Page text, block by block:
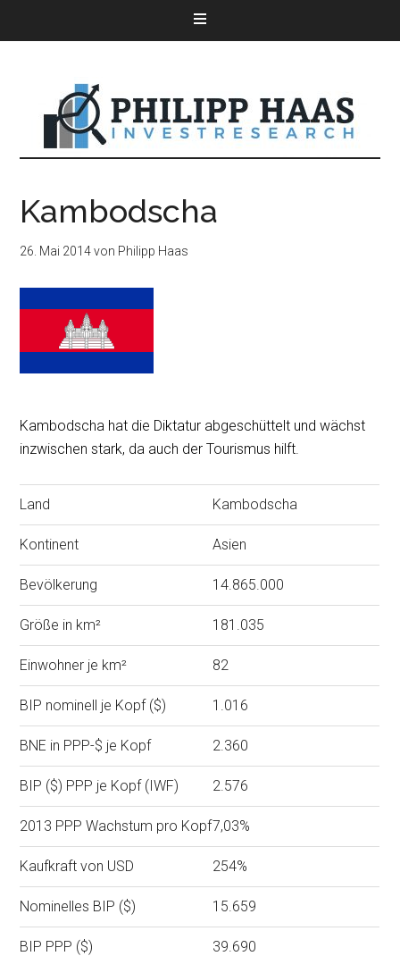
Kambodscha
26. Mai 2014von Philipp Haas
Kambodscha hat die Diktatur abgeschüttelt und wächst
inzwischen stark, da auch der Tourismus hilft.
Land Kambodscha
Kontinent Asien
Bevölkerung 14.865.000
Größe in km² 181.035
Einwohner je km² 82
BIP nominell je Kopf ($) 1.016
BNE in PPP-$ je Kopf 2.360
BIP ($) PPP je Kopf (IWF) 2.576
2013 PPP Wachstum pro Kopf7,03%
Kaufkraft von USD 254%
Nominelles BIP ($) 15.659
BIP PPP ($) 39.690